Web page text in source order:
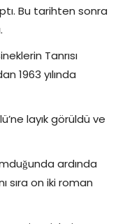
Bu tarihten sonra
Tanrısı
1963 yılında
layık görüldü ve
ardında
sıra on iki roman